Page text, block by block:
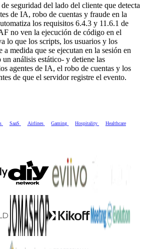
seguridad del lado del cliente que detecta
de IA, robo de cuentas y fraude en la
los requisitos 6.4.3 y 11.6.1 de
no ven la ejecución de código en el
lo que los scripts, los usuarios y los
a medida que se ejecutan en la sesión en
análisis estático- y detiene las
agentes de IA, el robo de cuentas y los
de que el servidor registre el evento.
SaaS Airlines Gaming Hospitality Healthcare